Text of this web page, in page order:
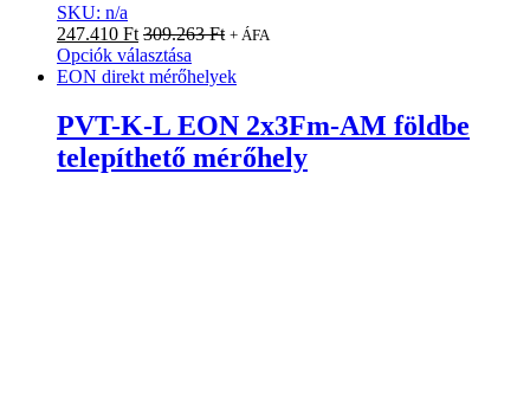
SKU: n/a
247.410 Ft 309.263Ft + ÁFA
Opciók választása
EON direkt mérőhelyek
PVT-K-L EON 2x3Fm-AM földbe
telepíthető mérőhely